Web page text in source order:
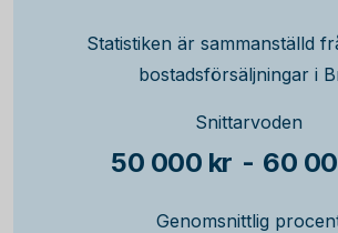
Statistiken är sammanställd
bostadsförsäljningar i
Snittarvoden
50 000 kr - 60
Genomsnittlig